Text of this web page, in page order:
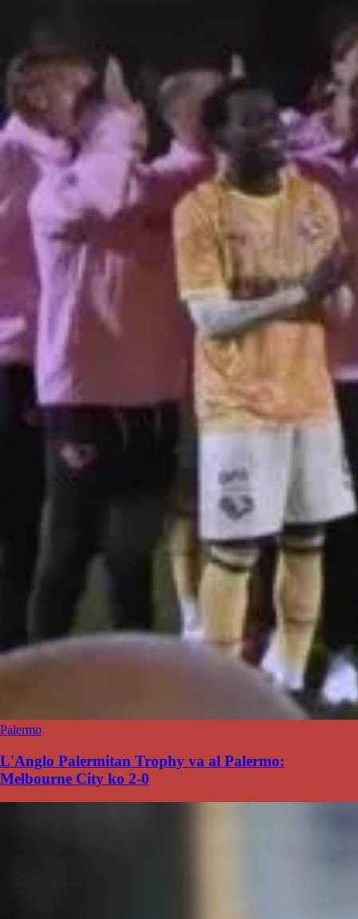
Palermo
L'Anglo Palermitan Trophy va al Palermo:
Melbourne City ko 2-0